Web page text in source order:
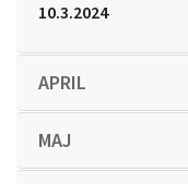
10.3.2024
APRIL
MAJ